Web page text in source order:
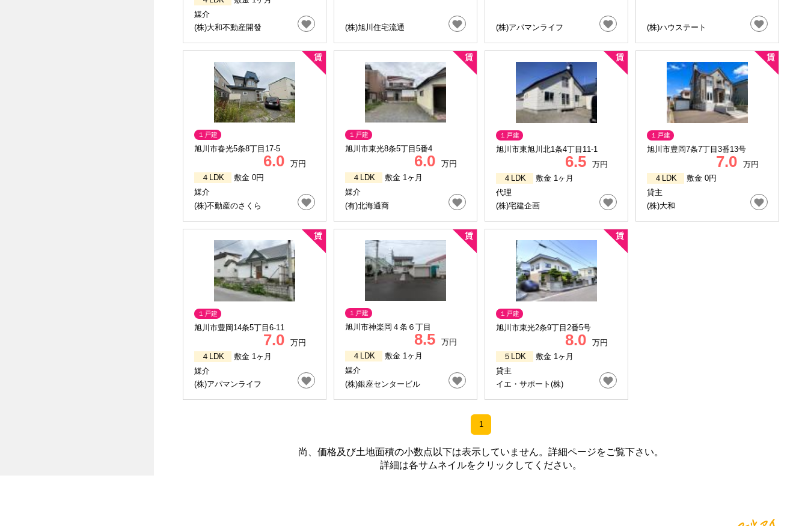
媒介
(株)大和不動産開發
(株)旭川住宅流通 (株)アパマンライフ (株)ハウステート
１戸建
旭川市春光5条8丁目17-5
6.0
万円
４LDK
敷金 0円
媒介
(株)不動産のさくら
１戸建
旭川市東光8条5丁目5番4
6.0
万円
４LDK
敷金 1ヶ月
媒介
(有)北海通商
１戸建
旭川市東旭川北1条4丁目11-1
6.5
万円
４LDK
敷金 1ヶ月
代理
(株)宅建企画
１戸建
旭川市豊岡7条7丁目3番13号
7.0
万円
４LDK
敷金 0円
貸主
(株)大和
１戸建
旭川市豊岡14条5丁目6-11
7.0
万円
４LDK
敷金 1ヶ月
媒介
(株)アパマンライフ
１戸建
旭川市神楽岡４条６丁目
8.5
万円
４LDK
敷金 1ヶ月
媒介
(株)銀座センタービル
１戸建
旭川市東光2条9丁目2番5号
8.0
万円
５LDK
敷金 1ヶ月
貸主
イエ・サポート(株)
1
尚、価格及び土地面積の小数点以下は表示していません。詳細ページをご覧下さい。
詳細は各サムネイルをクリックしてください。